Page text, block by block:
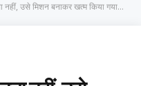
उसे मिशन बनाकर खत्म किया गया : टीएस सिंहदेव